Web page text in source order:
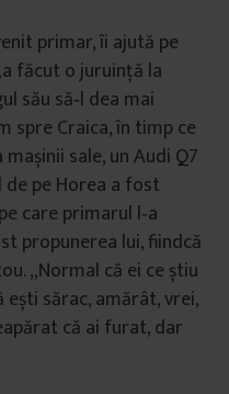
primar, îi ajută pe
făcut o juruință la
său să‑l dea mai
spre Craica, în timp ce
sale, un Audi Q7
de pe Horea a fost
care primarul l‑a
propunerea lui, fiindcă
„Normal că ei ce știu
sărac, amărât, vrei,
că ai furat, dar